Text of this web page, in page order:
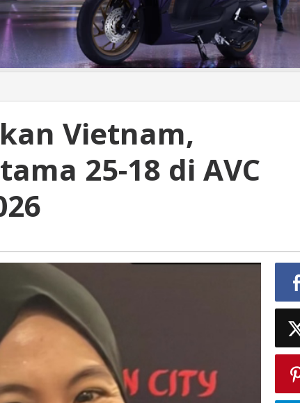
Vietnam,
25-18 di AVC